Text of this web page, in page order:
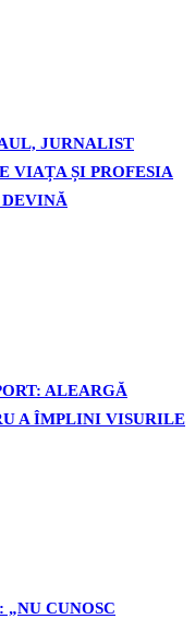
JURNALIST
VIAȚA ȘI PROFESIA
DEVINĂ
ALEARGĂ
A ÎMPLINI VISURILE
CUNOSC